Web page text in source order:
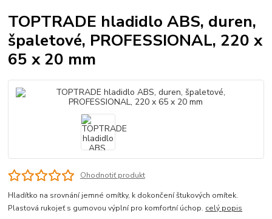
TOPTRADE hladidlo ABS, duren,
špaletové, PROFESSIONAL, 220 x
65 x 20 mm
Ohodnotiť produkt
Hladítko na srovnání jemné omítky, k dokončení štukových omítek.
Plastová rukojeť s gumovou výplní pro komfortní úchop. celý popis